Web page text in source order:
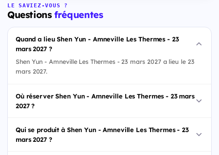
LE SAVIEZ-VOUS ?
Questionsfréquentes
Quand a lieu Shen Yun - Amneville Les Thermes - 23
mars 2027 ?
Shen Yun - Amneville Les Thermes - 23 mars 2027 a lieu le 23
mars 2027.
Où réserver Shen Yun - Amneville Les Thermes - 23 mars
2027 ?
Qui se produit à Shen Yun - Amneville Les Thermes - 23
mars 2027 ?